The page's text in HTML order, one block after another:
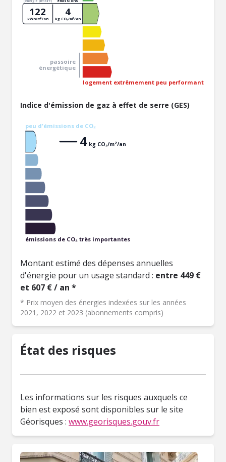
logement extrêmement peu performant
passoire
énergétique
(énergie primaire)
122
kWh/m²/an
4
kg CO₂/m²/an
Indice d'émission de gaz à effet de serre (GES)
peu d'émissions de CO₂
émissions de CO₂ très importantes
4 kg CO₂/m²/an
Montant estimé des dépenses annuelles
d'énergie pour un usage standard : entre 449 €
et 607 € / an *
* Prix moyen des énergies indexées sur les années
2021, 2022 et 2023 (abonnements compris)
État des risques
Les informations sur les risques auxquels ce
bien est exposé sont disponibles sur le site
Géorisques : www.georisques.gouv.fr